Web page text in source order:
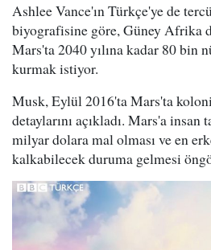
Ashlee Vance'ın Türkçe'ye de
biyografisine göre, Güney Afrika
Mars'ta 2040 yılına kadar 80 bin
kurmak istiyor.
Musk, Eylül 2016'ta Mars'ta
detaylarını açıkladı. Mars'a insan
milyar dolara mal olması ve en
kalkabilecek duruma gelmesi